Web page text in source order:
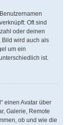
Oft sind
oder deinen
Bild wird auch als
um ein
ist.
einen Avatar über
Galerie, Remote
ob und wie die